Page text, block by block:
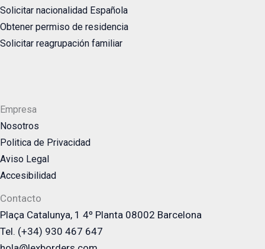
Solicitar nacionalidad Española
Obtener permiso de residencia
Solicitar reagrupación familiar
Empresa
Nosotros
Politica de Privacidad
Aviso Legal
Accesibilidad
Contacto
Plaça Catalunya, 1 4º Planta 08002 Barcelona
Tel. (+34) 930 467 647